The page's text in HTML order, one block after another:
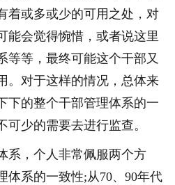
着或多或少的可用之处，对
能会觉得惋惜，或者说这里
等等，最终可能这个干部又
。对于这样的情况，总体来
下的整个干部管理体系的一
少的需要去进行监查。
，个人非常佩服两个方
体系的一致性;从70、90年代